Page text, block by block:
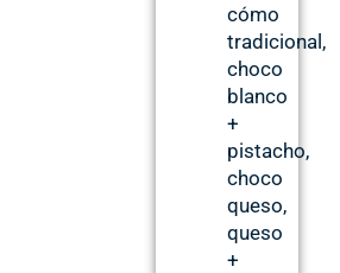
cómo
tradicional,
choco
blanco
+
pistacho,
choco
queso,
queso
+